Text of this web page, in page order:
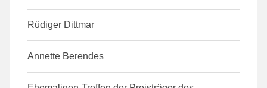
Rüdiger Dittmar
Annette Berendes